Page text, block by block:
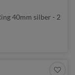
40mm silber - 2